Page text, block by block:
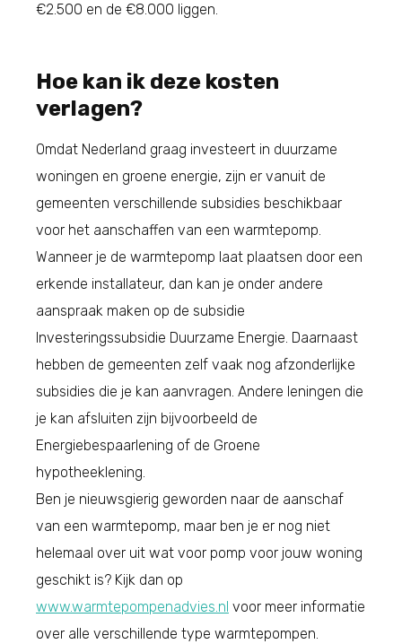
€2.500 en de €8.000 liggen.
Hoe kan ik deze kosten
verlagen?
Omdat Nederland graag investeert in duurzame
woningen en groene energie, zijn er vanuit de
gemeenten verschillende subsidies beschikbaar
voor het aanschaffen van een warmtepomp.
Wanneer je de warmtepomp laat plaatsen door een
erkende installateur, dan kan je onder andere
aanspraak maken op de subsidie
Investeringssubsidie Duurzame Energie. Daarnaast
hebben de gemeenten zelf vaak nog afzonderlijke
subsidies die je kan aanvragen. Andere leningen die
je kan afsluiten zijn bijvoorbeeld de
Energiebespaarlening of de Groene
hypotheeklening.
Ben je nieuwsgierig geworden naar de aanschaf
van een warmtepomp, maar ben je er nog niet
helemaal over uit wat voor pomp voor jouw woning
geschikt is? Kijk dan op
www.warmtepompenadvies.nl voor meer informatie
over alle verschillende type warmtepompen.